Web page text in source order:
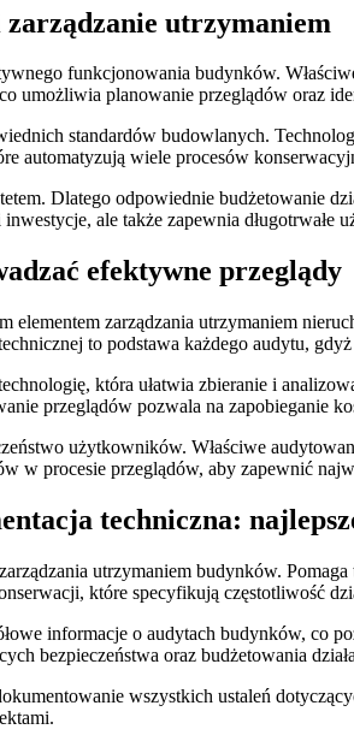
utrzymaniem
funkcjonowania budynków.
umożliwia planowanie przeglądów oraz
standardów budowlanych.
automatyzują wiele procesów
Dlatego odpowiednie budżetowanie
ale także zapewnia długotrwałe
efektywne przeglądy
zarządzania utrzymaniem
to podstawa każdego audytu,
która ułatwia zbieranie i
przeglądów pozwala na zapobieganie
użytkowników. Właściwe
w procesie przeglądów, aby zapewnić
techniczna:
utrzymaniem budynków.
które specyfikują częstotliwość
informacje o audytach budynków, co
bezpieczeństwa oraz budżetowania
wszystkich ustaleń